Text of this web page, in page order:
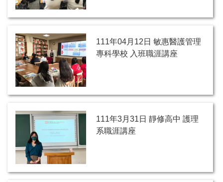
111年04月12日 敏惠醫護管理
專科學校 入班職涯講座
111年3月31日 靜修高中 護理
系職涯講座